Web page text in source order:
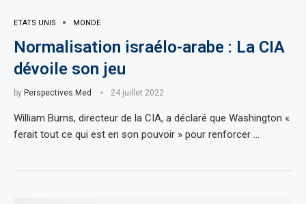
ETATS UNIS MONDE
Normalisation israélo-arabe : La CIA
dévoile son jeu
by Perspectives Med 24 juillet 2022
William Burns, directeur de la CIA, a déclaré que Washington «
ferait tout ce qui est en son pouvoir » pour renforcer …